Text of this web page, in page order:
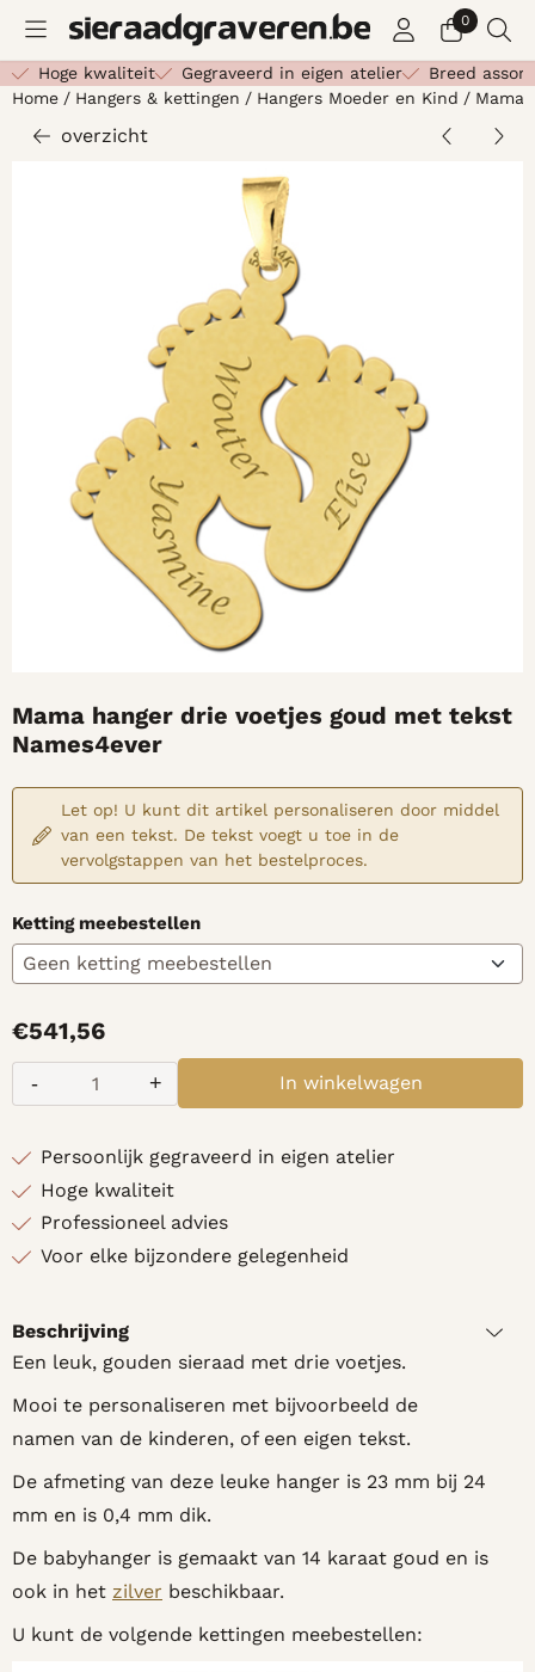
Cookievoorkeuren zijn beschikbaar. Kies instellingen of
0
Hoge kwaliteit Gegraveerd in eigen atelier
Breed
Home / Hangers & kettingen / Hangers Moeder en Kind / Mama
overzicht
Mama hanger drie voetjes goud met tekst
Names4ever
Let op! U kunt dit artikel personaliseren door middel
van een tekst. De tekst voegt u toe in de
vervolgstappen van het bestelproces.
Ketting meebestellen
€541,56
+
- In winkelwagen
Persoonlijk gegraveerd in eigen atelier
Hoge kwaliteit
Professioneel advies
Voor elke bijzondere gelegenheid
Beschrijving
Een leuk, gouden sieraad met drie voetjes.
Mooi te personaliseren met bijvoorbeeld de
namen van de kinderen, of een eigen tekst.
De afmeting van deze leuke hanger is 23 mm bij 24
mm en is 0,4 mm dik.
De babyhanger is gemaakt van 14 karaat goud en is
ook in het zilver beschikbaar.
U kunt de volgende kettingen meebestellen: